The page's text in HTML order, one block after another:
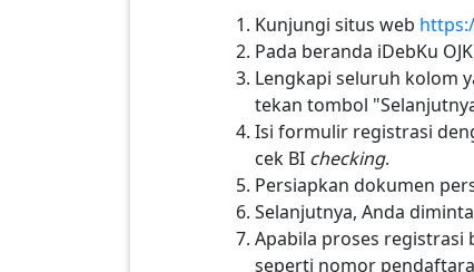
Kunjungi situs web
Pada beranda iDebKu
Lengkapi seluruh kolom
tekan tombol
Isi formulir registrasi
cek BI checking.
Persiapkan dokumen
Selanjutnya, Anda
Apabila proses registrasi
seperti nomor